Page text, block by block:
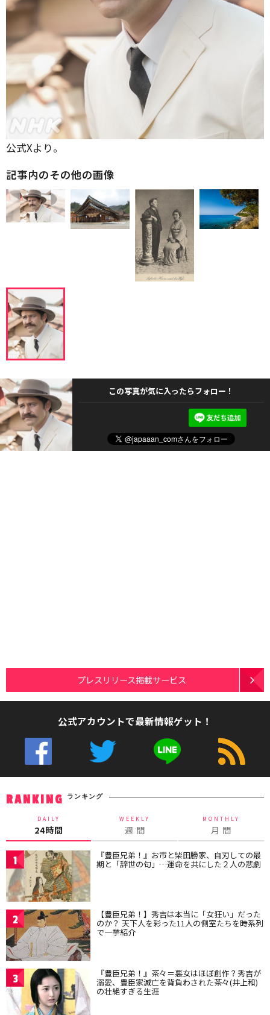
公式Xより。
記事内のその他の画像
この写真が気に入ったらフォロー！
プレスリリース掲載サービス
公式アカウントで最新情報ゲット！
RANKING ランキング
DAILY
24時間
WEEKLY
週 間
MONTHLY
月 間
1 『豊臣兄弟！』お市と柴田勝家、自刃しての最
期と「辞世の句」…運命を共にした２人の悲劇
2 【豊臣兄弟！】秀吉は本当に「女狂い」だった
のか？ 天下人を彩った11人の側室たちを時系列
で一挙紹介
3 『豊臣兄弟！』茶々＝悪女はほぼ創作？秀吉が
溺愛、豊臣家滅亡を背負わされた茶々(井上和)
の壮絶すぎる生涯